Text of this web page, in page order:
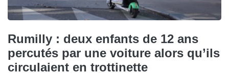
Rumilly : deux enfants de 12 ans
percutés par une voiture alors qu’ils
circulaient en trottinette